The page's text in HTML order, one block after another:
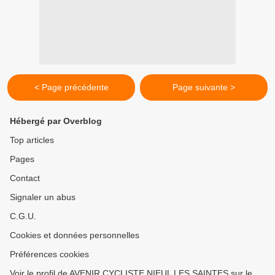
< Page précédente Page suivante >
Hébergé par Overblog
Top articles
Pages
Contact
Signaler un abus
C.G.U.
Cookies et données personnelles
Préférences cookies